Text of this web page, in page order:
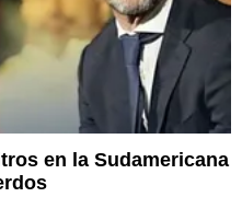
en la Sudamericana